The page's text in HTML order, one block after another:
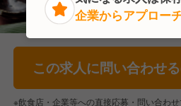
この求人に問い合わせ
※飲食店・企業等への直接応募・問い合わ
企業からアプロー